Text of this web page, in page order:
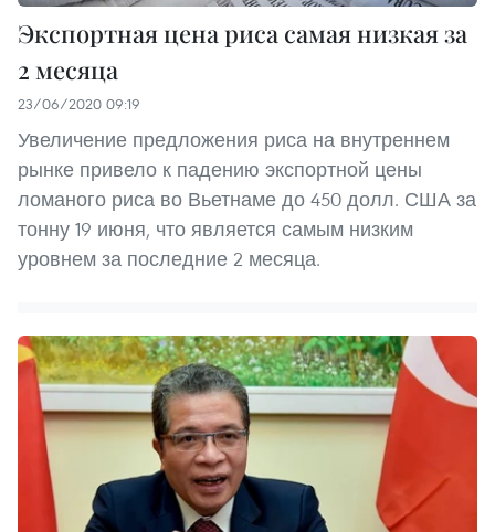
Экспортная цена риса самая низкая за
2 месяца
23/06/2020 09:19
Увеличение предложения риса на внутреннем
рынке привело к падению экспортной цены
ломаного риса во Вьетнаме до 450 долл. США за
тонну 19 июня, что является самым низким
уровнем за последние 2 месяца.